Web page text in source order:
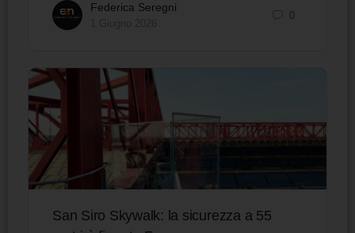
Federica Seregni
0
San Siro Skywalk: la sicurezza a 55